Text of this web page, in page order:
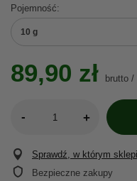
Pojemność
10 g
89,90 zł brutto /
- +
Sprawdź, w którym
Bezpieczne zakupy